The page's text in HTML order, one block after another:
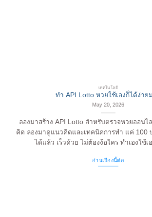
เทคโนโลยี
ทำ API Lotto หวยใช้เองก็ได้ง่าย
May 20, 2026
ลองมาสร้าง API Lotto สำหรับตรวจหวยออนไ
คิด ลองมาดูแนวคิดและเทคนิคการทำ แค่ 100
ได้แล้ว เร็วด้วย ไม่ต้องง้อใคร ทำเองใช้เ
อ่านเรื่องนี้ต่อ